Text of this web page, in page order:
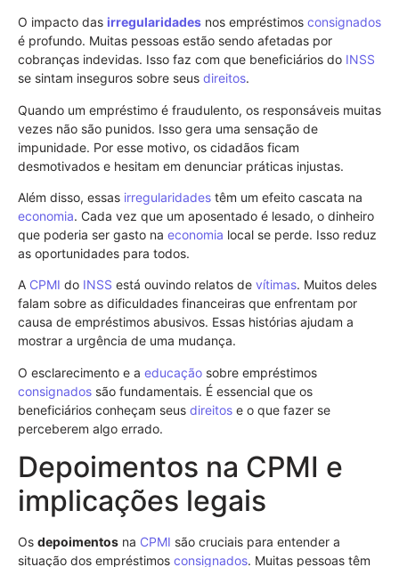
O impacto das irregularidades nos empréstimos consignados
é profundo. Muitas pessoas estão sendo afetadas por
cobranças indevidas. Isso faz com que beneficiários do INSS
se sintam inseguros sobre seus direitos.
Quando um empréstimo é fraudulento, os responsáveis muitas
vezes não são punidos. Isso gera uma sensação de
impunidade. Por esse motivo, os cidadãos ficam
desmotivados e hesitam em denunciar práticas injustas.
Além disso, essas irregularidades têm um efeito cascata na
economia. Cada vez que um aposentado é lesado, o dinheiro
que poderia ser gasto na economia local se perde. Isso reduz
as oportunidades para todos.
A CPMI do INSS está ouvindo relatos de vítimas. Muitos deles
falam sobre as dificuldades financeiras que enfrentam por
causa de empréstimos abusivos. Essas histórias ajudam a
mostrar a urgência de uma mudança.
O esclarecimento e a educação sobre empréstimos
consignados são fundamentais. É essencial que os
beneficiários conheçam seus direitos e o que fazer se
perceberem algo errado.
Depoimentos na CPMI e
implicações legais
Os depoimentos na CPMI são cruciais para entender a
situação dos empréstimos consignados. Muitas pessoas têm